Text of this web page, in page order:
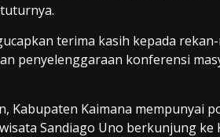
terima kasih kepada
penyelenggaraan konferensi
Kabupaten Kaimana mempunyai
Sandiago Uno berkunjung ke